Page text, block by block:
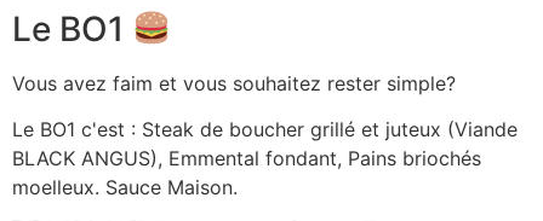
Le BO1
Vous avez faim et vous souhaitez rester simple?
Le BO1 c'est : Steak de boucher grillé et juteux (Viande
BLACK ANGUS), Emmental fondant, Pains briochés
moelleux. Sauce Maison.